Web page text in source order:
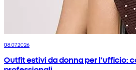
08.07.2026
Outfit estivi da donna per l’ufficio: